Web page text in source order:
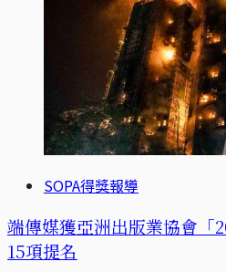
SOPA得獎報導
端傳媒獲亞洲出版業協會「
15項提名